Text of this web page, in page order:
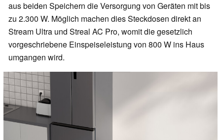
aus beiden Speichern die Versorgung von Geräten mit bis
zu 2.300 W. Möglich machen dies Steckdosen direkt an
Stream Ultra und Streal AC Pro, womit die gesetzlich
vorgeschriebene Einspeiseleistung von 800 W ins Haus
umgangen wird.